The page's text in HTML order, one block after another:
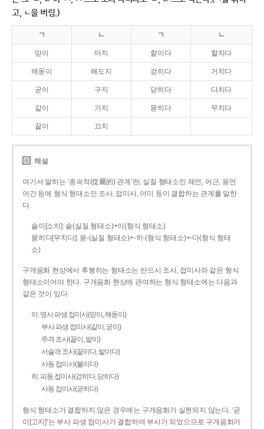
고, ㄴ을 버림.)
ㄱ ㄴ ㄱ ㄴ
맏이 마지 핥이다 할치다
해돋이 해도지 걷히다 거치다
굳이 구지 닫히다 다치다
같이 가치 묻히다 무치다
끝이 끄치
해설
여기서 말하는 ‘종속적(從屬的) 관계’란, 실질 형태소인 체언, 어근, 용언
어간 등에 형식 형태소인 조사, 접미사, 어미 등이 결합하는 관계를 말한
다.
솥이[소치]: 솥(실질 형태소)+이(형식 형태소)
묻히다[무치다]: 묻­-(실질 형태소)+­-히­-(형식 형태소)+-다(형식 형태
소)
구개음화 현상에서 후행하는 형태소는 반드시 조사, 접미사와 같은 형식
형태소이어야 한다. 구개음화 현상에 관여하는 형식 형태소에는 다음과
같은 것이 있다.
이: 명사 파생 접미사(맏이, 해돋이)
부사 파생 접미사(같이, 굳이)
주격 조사(끝이, 밭이)
서술격 조사(끝이다, 밭이다)
사동 접미사(붙이다)
히: 피동 접미사(걷히다, 닫히다)
사동 접미사(굳히다)
형식 형태소가 결합하지 않은 경우에는 구개음화가 실현되지 않는다. ‘곧
이[고지]’는 부사 파생 접미사가 결합하여 부사가 되었으므로 구개음화가